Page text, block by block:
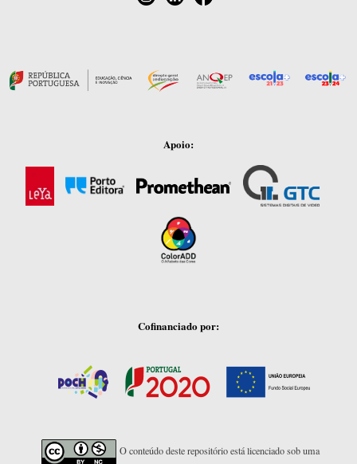
Apoio:
Cofinanciado por:
O conteúdo deste repositório está licenciado sob uma